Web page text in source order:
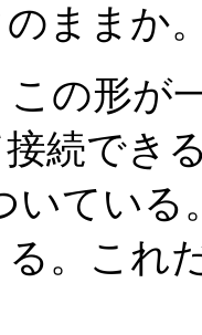
ままか
この形が
続でき
いてい
。これ